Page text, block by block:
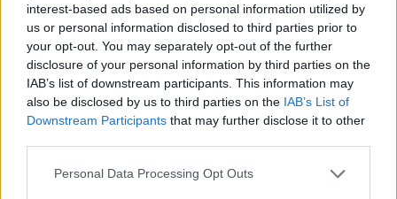
interest-based ads based on personal information utilized by
us or personal information disclosed to third parties prior to
your opt-out. You may separately opt-out of the further
disclosure of your personal information by third parties on the
IAB’s list of downstream participants. This information may
also be disclosed by us to third parties on the IAB’s List of
Downstream Participants that may further disclose it to other
Please note that this website/app uses one or more Google
Personal Data Processing Opt Outs
Evidenciának számít, hogy a film noir egyik
legfontosabb műfaji előképe a harmincas években
virágba boruló gengszterfilm. Azt azonban talán
már kevesebben tudják, hogy a két zsáner
metonimikus kapcsolata mennyire szerteágazó.
Nemcsak a tematika, a vizuális stílus vagy a
világnézeti beállítódás…